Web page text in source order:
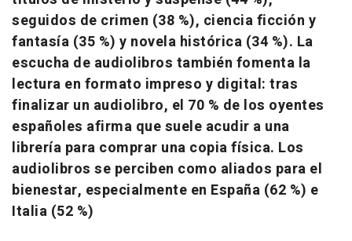
seguidos de crimen (38 %), ciencia ficción y
fantasía (35 %) y novela histórica (34 %). La
escucha de audiolibros también fomenta la
lectura en formato impreso y digital: tras
finalizar un audiolibro, el 70 % de los oyentes
españoles afirma que suele acudir a una
librería para comprar una copia física. Los
audiolibros se perciben como aliados para el
bienestar, especialmente en España (62 %) e
Italia (52 %)